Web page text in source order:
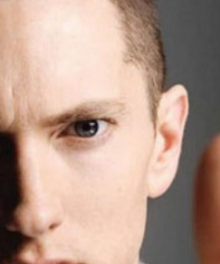
Taylor Swift
Kelce
1 month ago